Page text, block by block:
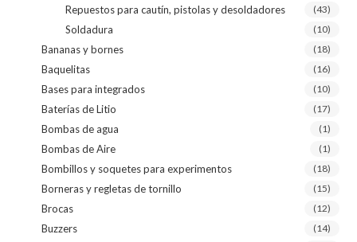
Repuestos para cautín, pistolas y desoldadores (43)
Soldadura (10)
Bananas y bornes (18)
Baquelitas (16)
Bases para integrados (10)
Baterías de Litio (17)
Bombas de agua (1)
Bombas de Aire (1)
Bombillos y soquetes para experimentos (18)
Borneras y regletas de tornillo (15)
Brocas (12)
Buzzers (14)